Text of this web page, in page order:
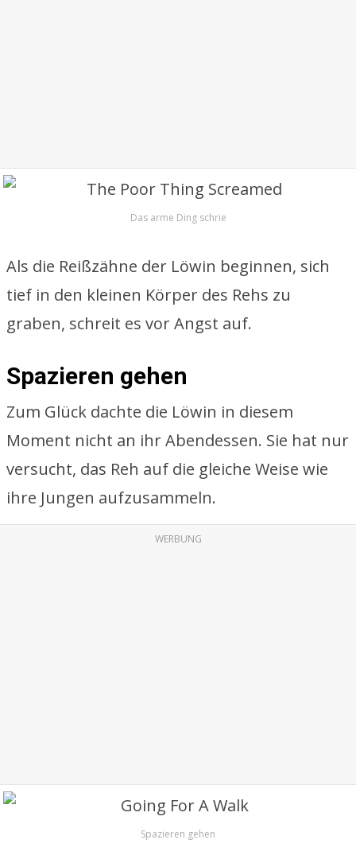
Das arme Ding schrie
Als die Reißzähne der Löwin beginnen, sich
tief in den kleinen Körper des Rehs zu
graben, schreit es vor Angst auf.
Spazieren gehen
Zum Glück dachte die Löwin in diesem
Moment nicht an ihr Abendessen. Sie hat nur
versucht, das Reh auf die gleiche Weise wie
ihre Jungen aufzusammeln.
WERBUNG
Spazieren gehen